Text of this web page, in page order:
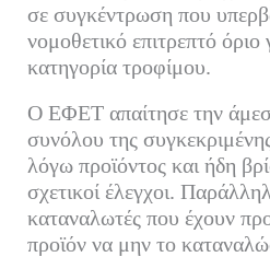
σε συγκέντρωση που
νομοθετικό επιτρεπτό
κατηγορία τροφίμου.
Ο ΕΦΕΤ απαίτησε την
συνόλου της
λόγω προϊόντος και ήδη
σχετικοί έλεγχοι.
καταναλωτές που έχουν
προϊόν να μην το